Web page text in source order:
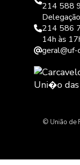
214 588
214 586
14h às
geral@uf-
© União de